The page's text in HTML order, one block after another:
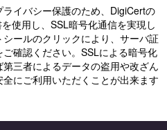
イバシー保護のため、DigiCertの
使用し、SSL暗号化通信を実現し
ールのクリックにより、サーバ証
確認ください。SSLによる暗号化
三者によるデータの盗用や改ざん
にご利用いただくことが出来ます